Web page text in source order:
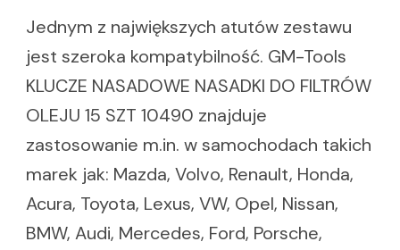
Jednym z największych atutów zestawu
jest szeroka kompatybilność. GM-Tools
KLUCZE NASADOWE NASADKI DO FILTRÓW
OLEJU 15 SZT 10490 znajduje
zastosowanie m.in. w samochodach takich
marek jak: Mazda, Volvo, Renault, Honda,
Acura, Toyota, Lexus, VW, Opel, Nissan,
BMW, Audi, Mercedes, Ford, Porsche,